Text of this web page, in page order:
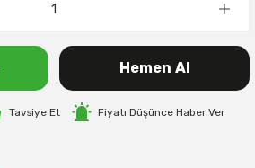
Hemen Al
Tavsiye Et Fiyatı Düşünce Haber Ver